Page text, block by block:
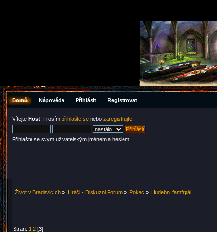
Domů Nápověda Přihlásit Registrovat
Vítejte Host . Prosím přihlašte se nebo zaregistrujte
Přihlašte se svým uživatelským jménem a heslem.
Život v Bradavicích » Hráči - Diskuzni Forum» Pokec » Hudební famfrpál
Stran: 1 2 [3]